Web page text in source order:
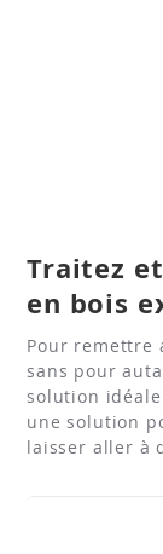
Traitez
en bois
Pour remettre
sans pour
solution
une solution
laisser aller à